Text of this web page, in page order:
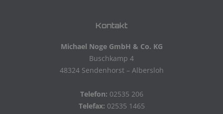
Kontakt
Michael Noge GmbH & Co. KG
Buschkamp 4
48324 Sendenhorst – Albersloh
Telefon: 02535 206
Telefax: 02535 1465